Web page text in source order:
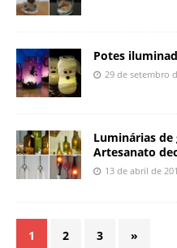
Potes
29 de setembro
Luminárias de
Artesanato
13 de abril de
1 2 3 »